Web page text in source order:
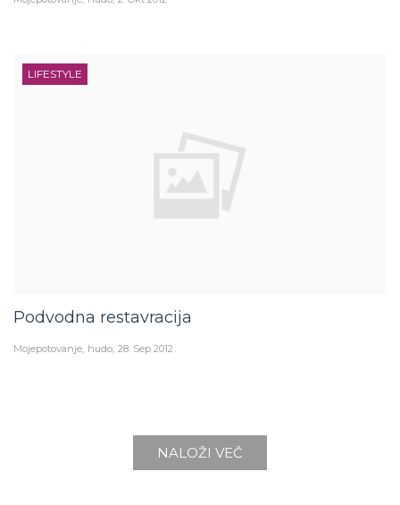
LIFESTYLE
Podvodna restavracija
Mojepotovanje hudo 28. Sep 2012
NALOŽI VEČ